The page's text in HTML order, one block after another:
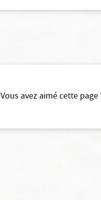
Vous avez aimé cette page